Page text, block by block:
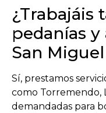
¿Trabajáis
pedanías
San
Sí, prestamos
como Torremendo,
demandadas para